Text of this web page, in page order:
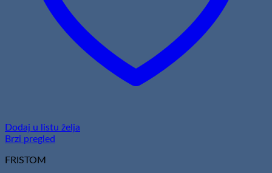
Dodaj u listu želja
Brzi pregled
FRISTOM